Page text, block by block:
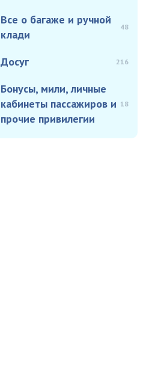
Все о багаже и ручной
клади
48
Досуг 216
Бонусы, мили, личные
кабинеты пассажиров и
прочие привилегии
18